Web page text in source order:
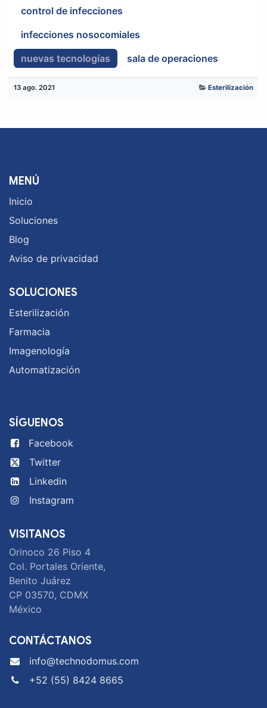
control de infecciones
infecciones nosocomiales
nuevas tecnologías
sala de operaciones
13 ago. 2021 Esterilización
MENÚ
Inicio
Soluciones
Blog
Aviso de privacidad
SOLUCIONES
Esterilización
Farmacia
Imagenología
Automatización
SÍGUENOS
Facebook
Twitter
Linkedin
Instagram
VISITANOS
Orinoco 26 Piso 4
Col. Portales Oriente,
Benito Juárez
CP 03570, CDMX
México
CONTÁCTANOS
info@technodomus.com
+52 (55) 8424 8665